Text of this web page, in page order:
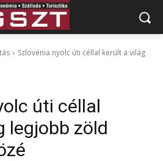
Szlovénia nyolc úti céllal került a világ
úti céllal
legjobb zöld